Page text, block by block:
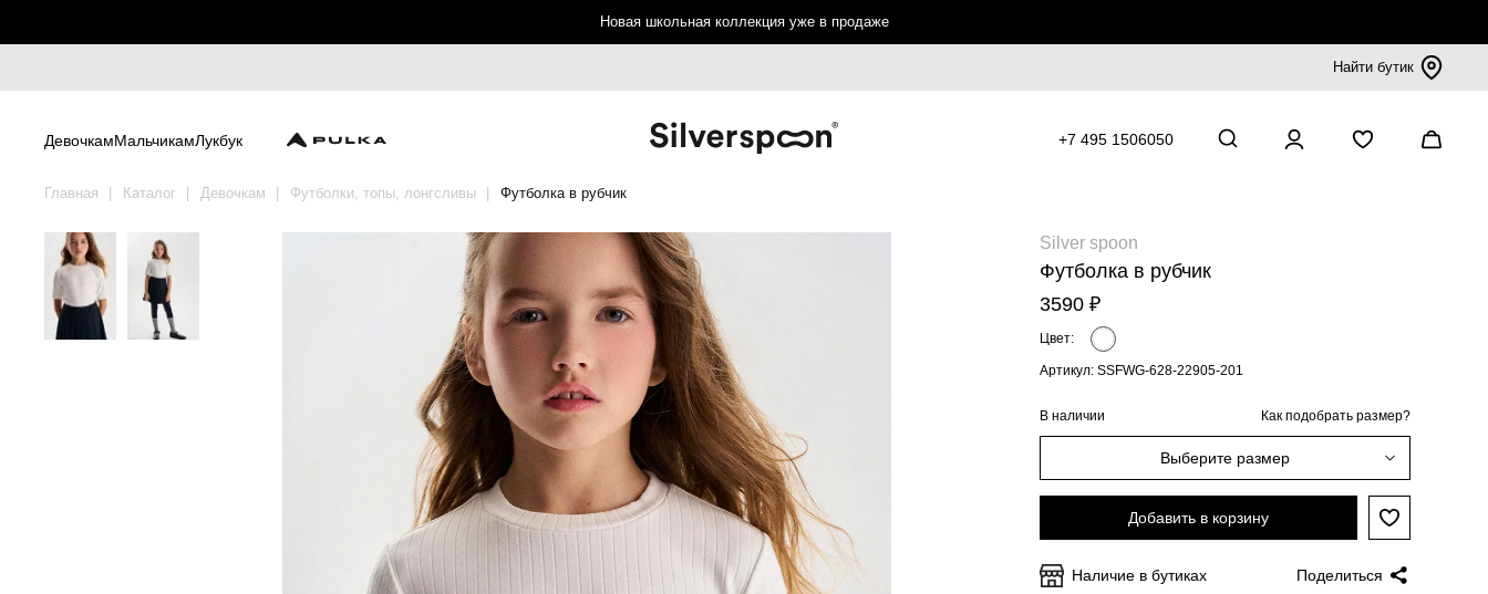
Новая школьная коллекция уже в продаже
Найти бутик
ДевочкамМальчикамЛукбук +7 495 1506050
Главная Каталог Девочкам Футболки, топы, лонгсливы Футболка в рубчик
Silver spoon
Футболка в рубчик
3590 ₽
Цвет:
Артикул: SSFWG-628-22905-201
В наличии Как подобрать размер?
Выберите размер
Добавить в корзину
Наличие в бутиках Поделиться